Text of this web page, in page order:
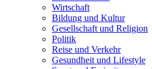
Wirtschaft
Bildung und Kultur
Gesellschaft und Religion
Politik
Reise und Verkehr
Gesundheit und Lifestyle